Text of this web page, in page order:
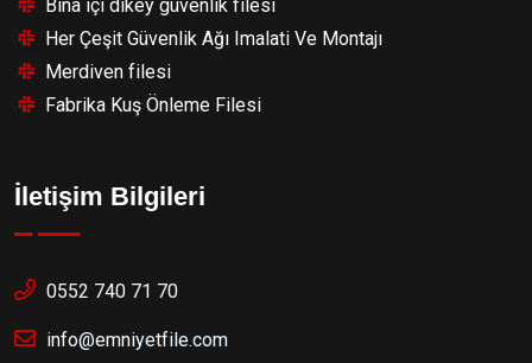
Bina içi dikey güvenlik filesi
Her Çeşit Güvenlik Ağı Imalati Ve Montajı
Merdiven filesi
Fabrika Kuş Önleme Filesi
İletişim Bilgileri
0552 740 71 70
info@emniyetfile.com